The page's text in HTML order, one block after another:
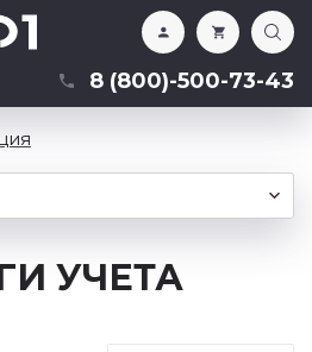
8 (800)-500-73-43
УЧЕТА